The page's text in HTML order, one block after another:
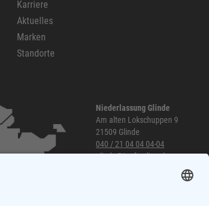
Karriere
Aktuelles
Marken
Standorte
Niederlassung Glinde
Am alten Lokschuppen 9
21509 Glinde
040 / 21 04 04 04-04
glinde@topf-online.de